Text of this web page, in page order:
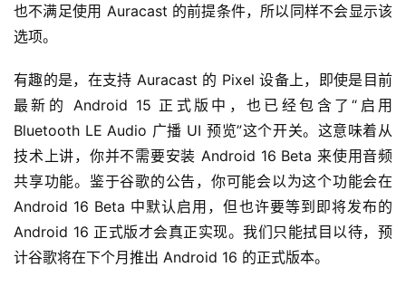
也不满足使用 Auracast 的前提条件，所以同样不会显示该
选项。
有趣的是，在支持 Auracast 的 Pixel 设备上，即使是目前
最新的 Android 15 正式版中，也已经包含了“启用
Bluetooth LE Audio 广播 UI 预览”这个开关。这意味着从
技术上讲，你并不需要安装 Android 16 Beta 来使用音频
共享功能。鉴于谷歌的公告，你可能会以为这个功能会在
Android 16 Beta 中默认启用，但也许要等到即将发布的
Android 16 正式版才会真正实现。我们只能拭目以待，预
计谷歌将在下个月推出 Android 16 的正式版本。